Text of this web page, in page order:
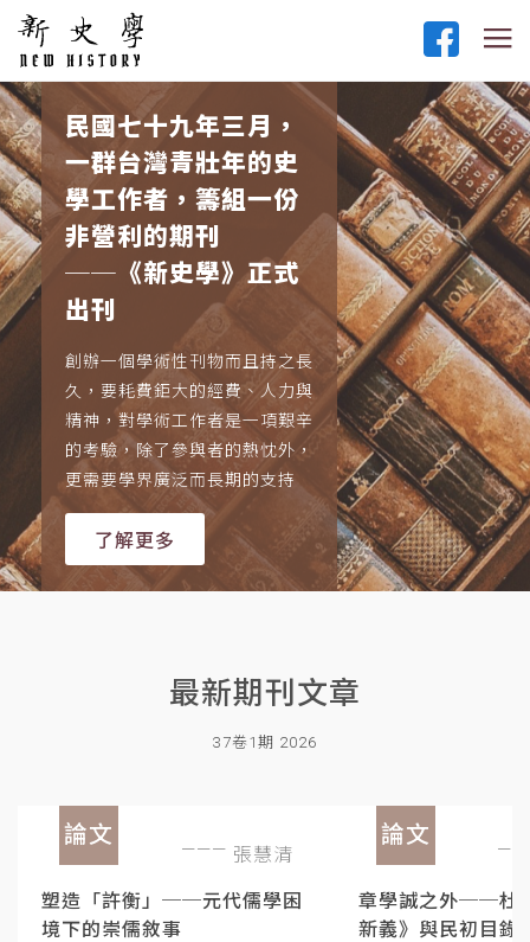
民國七十九年三月，
一群台灣青壯年的史
學工作者，籌組一份
非營利的期刊
──《新史學》正式
出刊
創辦一個學術性刊物而且持之長
久，要耗費鉅大的經費、人力與
精神，對學術工作者是一項艱辛
的考驗，除了參與者的熱忱外，
更需要學界廣泛而長期的支持
了解更多
最新期刊文章
37卷1期 2026
論文
張慧清
塑造「許衡」──元代儒學困
境下的崇儒敘事
論文
章學誠之外──杜
新義》與民初目錄